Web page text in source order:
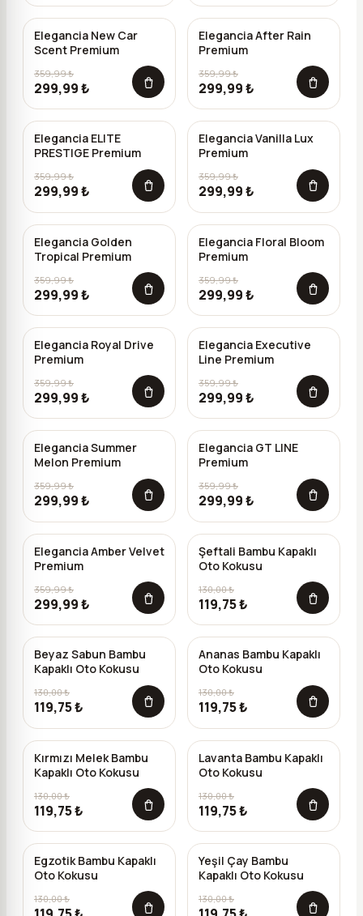
-%17
Elegancia New Car
Scent Premium
359,99 ₺
299,99 ₺
-%17
Elegancia After Rain
Premium
359,99 ₺
299,99 ₺
-%17
Elegancia ELITE
PRESTIGE Premium
359,99 ₺
299,99 ₺
-%17
Elegancia Vanilla Lux
Premium
359,99 ₺
299,99 ₺
-%17
Elegancia Golden
Tropical Premium
359,99 ₺
299,99 ₺
-%17
Elegancia Floral Bloom
Premium
359,99 ₺
299,99 ₺
-%17
Elegancia Royal Drive
Premium
359,99 ₺
299,99 ₺
-%17
Elegancia Executive
Line Premium
359,99 ₺
299,99 ₺
-%17
Elegancia Summer
Melon Premium
359,99 ₺
299,99 ₺
-%17
Elegancia GT LINE
Premium
359,99 ₺
299,99 ₺
-%17
Elegancia Amber Velvet
Premium
359,99 ₺
299,99 ₺
-%8
Şeftali Bambu Kapaklı
Oto Kokusu
130,00 ₺
119,75 ₺
-%8
Beyaz Sabun Bambu
Kapaklı Oto Kokusu
130,00 ₺
119,75 ₺
-%8
Ananas Bambu Kapaklı
Oto Kokusu
130,00 ₺
119,75 ₺
-%8
Kırmızı Melek Bambu
Kapaklı Oto Kokusu
130,00 ₺
119,75 ₺
-%8
Lavanta Bambu Kapaklı
Oto Kokusu
130,00 ₺
119,75 ₺
-%8
Egzotik Bambu Kapaklı
Oto Kokusu
130,00 ₺
-%8
Yeşil Çay Bambu
Kapaklı Oto Kokusu
130,00 ₺